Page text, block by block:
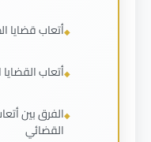
أتعاب قضايا
أتعاب
الفرق بين
القضائي